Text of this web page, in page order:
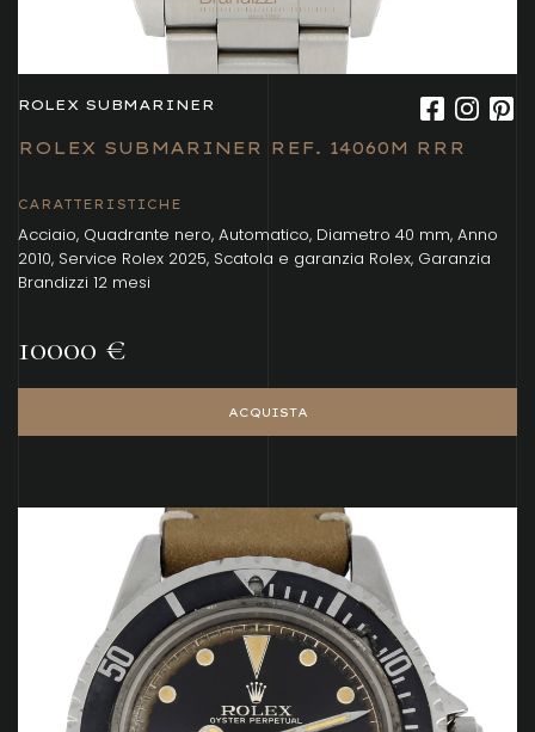
ROLEX SUBMARINER
ROLEX SUBMARINER REF. 14060M RRR
CARATTERISTICHE
Acciaio, Quadrante nero, Automatico, Diametro 40 mm, Anno
2010, Service Rolex 2025, Scatola e garanzia Rolex, Garanzia
Brandizzi 12 mesi
10000 €
ACQUISTA